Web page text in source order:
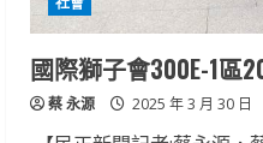
國際獅子會300E-1區
蔡 永源 2025 年 3 月 30 日